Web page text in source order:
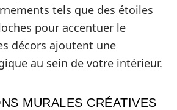
tels que des étoiles
pour accentuer le
décors ajoutent une
au sein de votre intérieur.
MURALES CRÉATIVES